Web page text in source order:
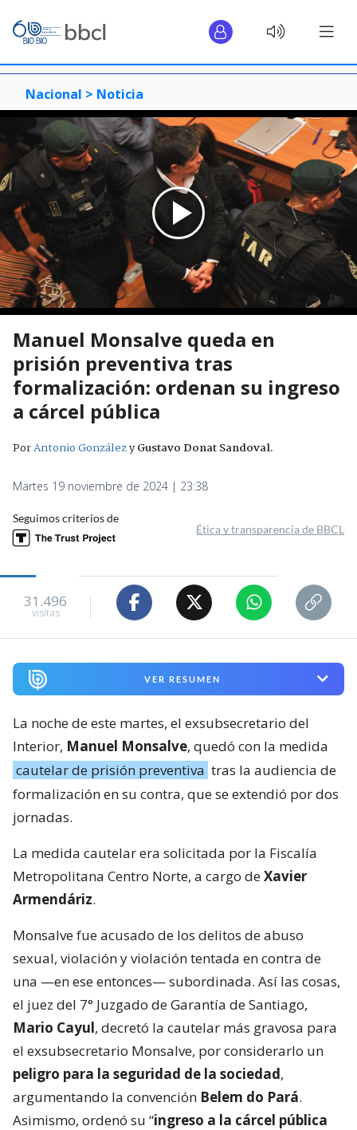
Nacional > Noticia
Manuel Monsalve queda en
prisión preventiva tras
formalización: ordenan su ingreso
a cárcel pública
PorAntonio GonzálezyGustavo Donat Sandoval.
Martes 19 noviembre de 2024 | 23:38
Seguimos criterios de
Ética y transparencia de BBCL
31.496
visitas
VER RESUMEN
La noche de este martes, el exsubsecretario del
Interior, Manuel Monsalve, quedó con la medida
cautelar de prisión preventiva tras la audiencia de
formalización en su contra, que se extendió por dos
jornadas.
La medida cautelar era solicitada por la Fiscalía
Metropolitana Centro Norte, a cargo deXavier
Armendáriz.
Monsalve fue acusado de los delitos de abuso
sexual, violación y violación tentada en contra de
una —en ese entonces— subordinada. Así las cosas,
el juez del 7° Juzgado de Garantía de Santiago,
Mario Cayul, decretó la cautelar más gravosa para
el exsubsecretario Monsalve, por considerarlo un
peligro para la seguridad de la sociedad,
argumentando la convención Belem do Pará.
Asimismo, ordenó su “ingreso a la cárcel pública